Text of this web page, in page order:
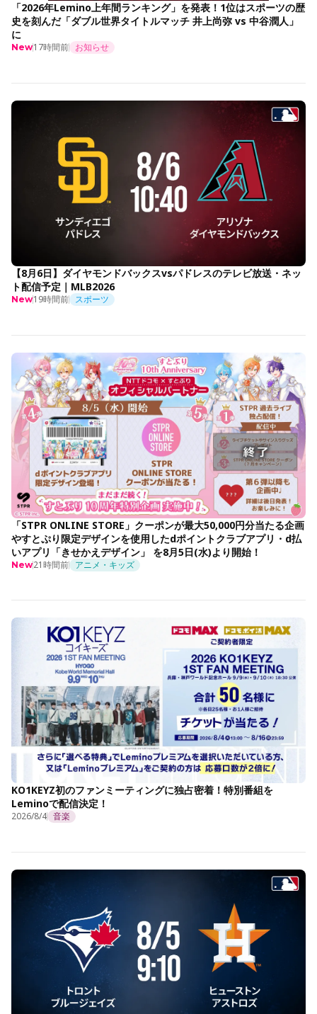
「2026年Lemino上年間ランキング」を発表！1位はスポーツの歴
史を刻んだ「ダブル世界タイトルマッチ 井上尚弥 vs 中谷潤人」
に
New17時間前 お知らせ
【8月6日】ダイヤモンドバックスvsパドレスのテレビ放送・ネッ
ト配信予定｜MLB2026
New19時間前 スポーツ
「STPR ONLINE STORE」クーポンが最大50,000円分当たる企画
やすとぷり限定デザインを使用したdポイントクラブアプリ・d払
いアプリ「きせかえデザイン」 を8月5日(水)より開始！
New21時間前 アニメ・キッズ
KO1KEYZ初のファンミーティングに独占密着！特別番組を
Leminoで配信決定！
2026/8/4 音楽